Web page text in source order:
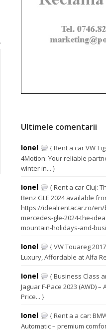
Ultimele comentarii
Ionel
{ Rent a car VW
4Motion: Your reliable
winter in... }
Ionel
{ Rent a car Cluj:
Benz GLE 2024 available
https://idealrentacar.ro/en/
mercedes-gle-2024-the-
mountain-holidays-and-
Ionel
{ VW Touareg
Luxury, Affordable at Alfa
Ionel
{ Business Class
Jaguar F-Pace 2023 (AWD)
Price... }
Ionel
{ Rent a a car:
Automatic – premium